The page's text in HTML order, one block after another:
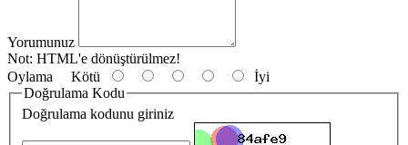
Yorumunuz
Not: HTML'e dönüştürülmez!
Oylama Kötü
İyi
Doğrulama Kodu
Doğrulama kodunu giriniz